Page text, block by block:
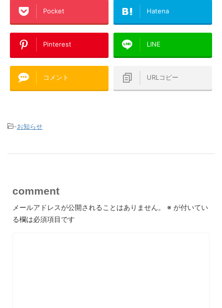
Pocket Hatena
Pinterest LINE
コメント URLコピー
-お知らせ
comment
メールアドレスが公開されることはありません。 ※ が付いてい
る欄は必須項目です